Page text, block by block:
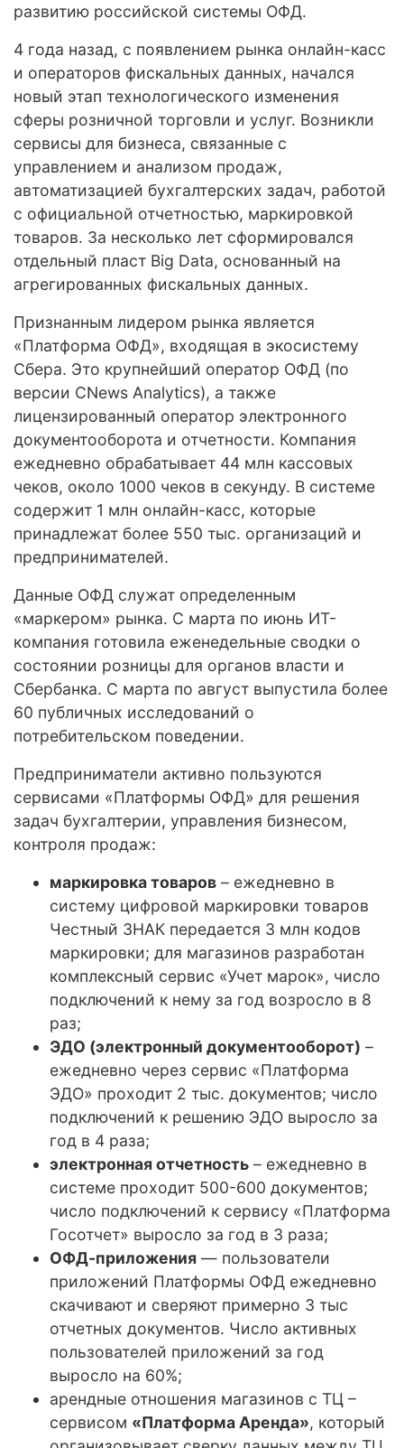
развитию российской системы ОФД.
4 года назад, с появлением рынка онлайн-касс
и операторов фискальных данных, начался
новый этап технологического изменения
сферы розничной торговли и услуг. Возникли
сервисы для бизнеса, связанные с
управлением и анализом продаж,
автоматизацией бухгалтерских задач, работой
с официальной отчетностью, маркировкой
товаров. За несколько лет сформировался
отдельный пласт Big Data, основанный на
агрегированных фискальных данных.
Признанным лидером рынка является
«Платформа ОФД», входящая в экосистему
Сбера. Это крупнейший оператор ОФД (по
версии CNews Analytics), а также
лицензированный оператор электронного
документооборота и отчетности. Компания
ежедневно обрабатывает 44 млн кассовых
чеков, около 1000 чеков в секунду. В системе
содержит 1 млн онлайн-касс, которые
принадлежат более 550 тыс. организаций и
предпринимателей.
Данные ОФД служат определенным
«маркером» рынка. С марта по июнь ИТ-
компания готовила еженедельные сводки о
состоянии розницы для органов власти и
Сбербанка. С марта по август выпустила более
60 публичных исследований о
потребительском поведении.
Предприниматели активно пользуются
сервисами «Платформы ОФД» для решения
задач бухгалтерии, управления бизнесом,
контроля продаж:
маркировка товаров – ежедневно в
систему цифровой маркировки товаров
Честный ЗНАК передается 3 млн кодов
маркировки; для магазинов разработан
комплексный сервис «Учет марок», число
подключений к нему за год возросло в 8
раз;
ЭДО (электронный документооборот) –
ежедневно через сервис «Платформа
ЭДО» проходит 2 тыс. документов; число
подключений к решению ЭДО выросло за
год в 4 раза;
электронная отчетность – ежедневно в
системе проходит 500-600 документов;
число подключений к сервису «Платформа
Госотчет» выросло за год в 3 раза;
ОФД-приложения — пользователи
приложений Платформы ОФД ежедневно
скачивают и сверяют примерно 3 тыс
отчетных документов. Число активных
пользователей приложений за год
выросло на 60%;
арендные отношения магазинов с ТЦ –
сервисом «Платформа Аренда», который